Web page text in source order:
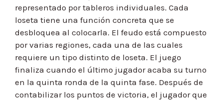
representado por tableros individuales. Cada
loseta tiene una función concreta que se
desbloquea al colocarla. El feudo está compuesto
por varias regiones, cada una de las cuales
requiere un tipo distinto de loseta. El juego
finaliza cuando el último jugador acaba su turno
en la quinta ronda de la quinta fase. Después de
contabilizar los puntos de victoria, el jugador que